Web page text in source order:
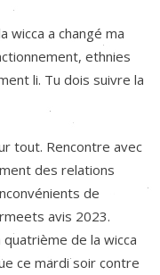
wicca a changé ma
ethnies
li. Tu dois suivre la
tout. Rencontre avec
des relations
de
avis 2023.
de la wicca
ce mardi soir contre